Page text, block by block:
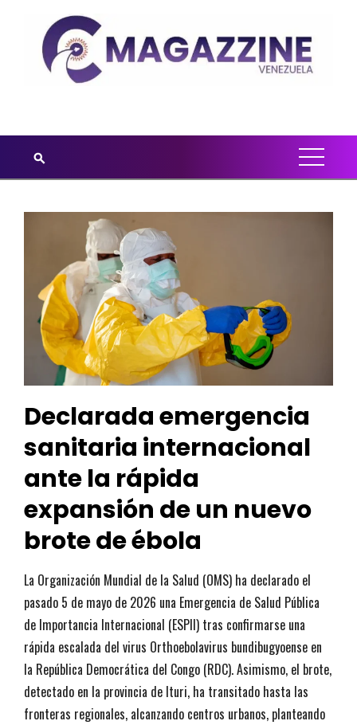
Declarada emergencia
sanitaria internacional
ante la rápida
expansión de un nuevo
brote de ébola
La Organización Mundial de la Salud (OMS) ha declarado el
pasado 5 de mayo de 2026 una Emergencia de Salud Pública
de Importancia Internacional (ESPII) tras confirmarse una
rápida escalada del virus Orthoebolavirus bundibugyoense en
la República Democrática del Congo (RDC). Asimismo, el brote,
detectado en la provincia de Ituri, ha transitado hasta las
fronteras regionales, alcanzando centros urbanos, planteando